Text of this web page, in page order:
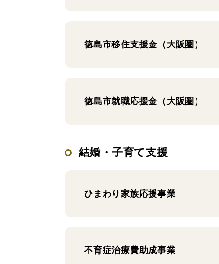
徳島市移住支援金（大阪圏）
徳島市就職応援金（大阪圏）
結婚・子育て支援
ひまわり家族応援事業
不育症治療費助成事業